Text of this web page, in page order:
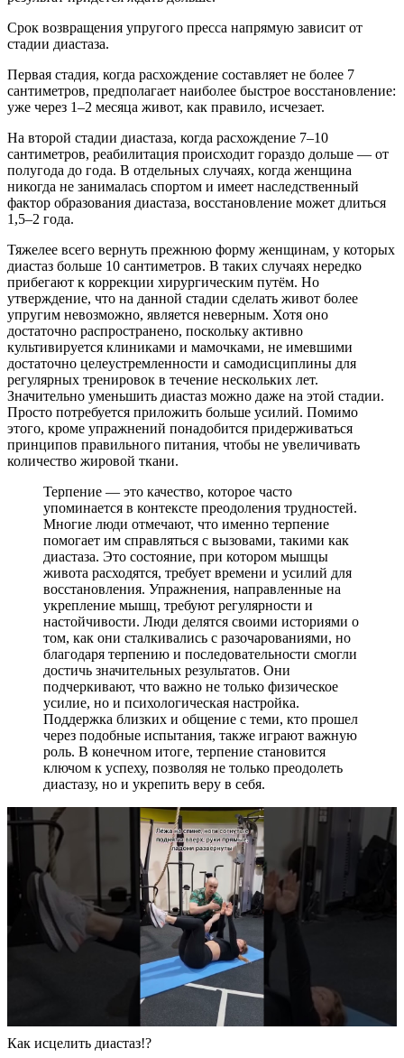
Срок возвращения упругого пресса напрямую зависит от
стадии диастаза.
Первая стадия, когда расхождение составляет не более 7
сантиметров, предполагает наиболее быстрое восстановление:
уже через 1–2 месяца живот, как правило, исчезает.
На второй стадии диастаза, когда расхождение 7–10
сантиметров, реабилитация происходит гораздо дольше — от
полугода до года. В отдельных случаях, когда женщина
никогда не занималась спортом и имеет наследственный
фактор образования диастаза, восстановление может длиться
1,5–2 года.
Тяжелее всего вернуть прежнюю форму женщинам, у которых
диастаз больше 10 сантиметров. В таких случаях нередко
прибегают к коррекции хирургическим путём. Но
утверждение, что на данной стадии сделать живот более
упругим невозможно, является неверным. Хотя оно
достаточно распространено, поскольку активно
культивируется клиниками и мамочками, не имевшими
достаточно целеустремленности и самодисциплины для
регулярных тренировок в течение нескольких лет.
Значительно уменьшить диастаз можно даже на этой стадии.
Просто потребуется приложить больше усилий. Помимо
этого, кроме упражнений понадобится придерживаться
принципов правильного питания, чтобы не увеличивать
количество жировой ткани.
Терпение — это качество, которое часто
упоминается в контексте преодоления трудностей.
Многие люди отмечают, что именно терпение
помогает им справляться с вызовами, такими как
диастаза. Это состояние, при котором мышцы
живота расходятся, требует времени и усилий для
восстановления. Упражнения, направленные на
укрепление мышц, требуют регулярности и
настойчивости. Люди делятся своими историями о
том, как они сталкивались с разочарованиями, но
благодаря терпению и последовательности смогли
достичь значительных результатов. Они
подчеркивают, что важно не только физическое
усилие, но и психологическая настройка.
Поддержка близких и общение с теми, кто прошел
через подобные испытания, также играют важную
роль. В конечном итоге, терпение становится
ключом к успеху, позволяя не только преодолеть
диастазу, но и укрепить веру в себя.
Как исцелить диастаз!?